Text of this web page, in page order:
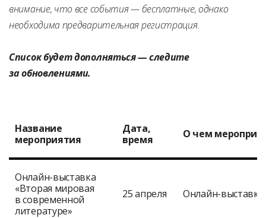
внимание, что все события — бесплатные, однако
необходима предварительная регистрация.
Список будет дополняться — следите
за обновлениями.
Название
мероприятия
Дата,
время
О чем
Онлайн-выставка
«Вторая мировая
в современной
литературе»
25 апреля Онлайн-выставка